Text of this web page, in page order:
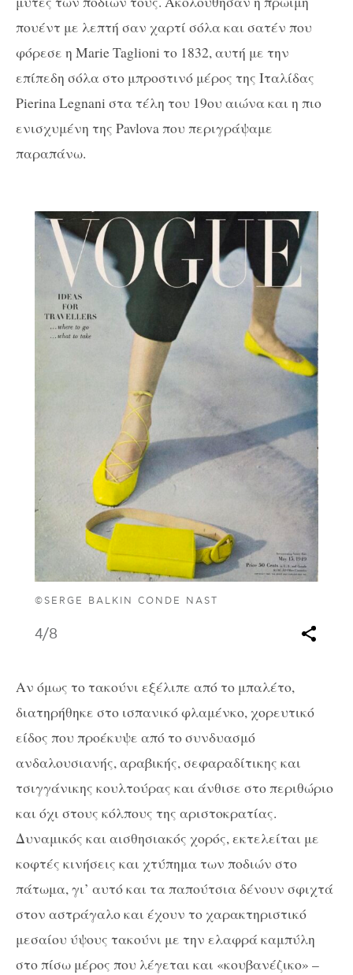
πουέντ με λεπτή σαν χαρτί σόλα και σατέν που
φόρεσε η Marie Taglioni το 1832, αυτή με την
επίπεδη σόλα στο μπροστινό μέρος της Ιταλίδας
Pierina Legnani στα τέλη του 19ου αιώνα και η πιο
ενισχυμένη της Pavlova που περιγράψαμε
παραπάνω.
©SERGE BALKIN CONDE NAST
4/8
Αν όμως το τακούνι εξέλιπε από το μπαλέτο,
διατηρήθηκε στο ισπανικό φλαμένκο, χορευτικό
είδος που προέκυψε από το συνδυασμό
ανδαλουσιανής, αραβικής, σεφαραδίτικης και
τσιγγάνικης κουλτούρας και άνθισε στο περιθώριο
και όχι στους κόλπους της αριστοκρατίας.
Δυναμικός και αισθησιακός χορός, εκτελείται με
κοφτές κινήσεις και χτύπημα των ποδιών στο
πάτωμα, γι’ αυτό και τα παπούτσια δένουν σφιχτά
στον αστράγαλο και έχουν το χαρακτηριστικό
μεσαίου ύψους τακούνι με την ελαφρά καμπύλη
στο πίσω μέρος που λέγεται και «κουβανέζικο» –